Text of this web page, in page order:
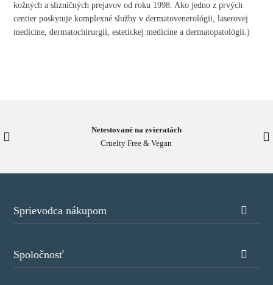
kožných a slizničných prejavov od roku 1998. Ako jedno z prvých
centier poskytuje komplexné služby v dermatovenerológii, laserovej
medicíne, dermatochirurgii, estetickej medicíne a dermatopatológii.)
Netestované na zvieratách
Cruelty Free & Vegan
Sprievodca nákupom
Spoločnosť